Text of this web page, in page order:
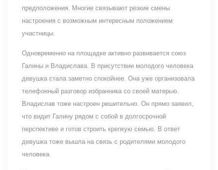
предположения. Многие связывают резкие смены
настроения с возможным интересным положением
участницы.
Одновременно на площадке активно развивается союз
Галины и Владислава. В присутствии молодого человека
девушка стала заметно спокойнее. Она уже организовала
телефонный разговор избранника со своей матерью.
Владислав тоже настроен решительно. Он прямо заявил,
что видит Галину рядом с собой в долгосрочной
перспективе и готов строить крепкую семью. В ответ
девушка тоже вышла на связь с родителями молодого
человека.